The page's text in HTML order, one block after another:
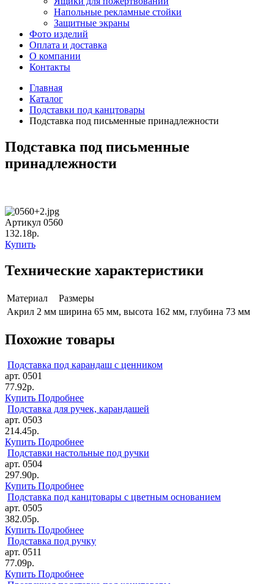
Напольные рекламные стойки
Защитные экраны
Фото изделий
Оплата и доставка
О компании
Контакты
Главная
Каталог
Подставки под канцтовары
Подставка под письменные принадлежности
Подставка под письменные
принадлежности
Артикул 0560
132.18р.
Купить
Технические характеристики
Материал
Размеры
Акрил 2 мм ширина 65 мм, высота 162 мм, глубина 73 мм
Похожие товары
Подставка под карандаш с ценником
арт. 0501
77.92р.
Купить Подробнее
Подставка для ручек, карандашей
арт. 0503
214.45р.
Купить Подробнее
Подставки настольные под ручки
арт. 0504
297.90р.
Купить Подробнее
Подставка под канцтовары с цветным основанием
арт. 0505
382.05р.
Купить Подробнее
Подставка под ручку
арт. 0511
77.09р.
Купить Подробнее